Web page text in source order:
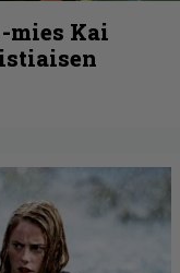
mies Kai